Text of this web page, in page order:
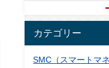
カテゴリー
SMC（スマートマ